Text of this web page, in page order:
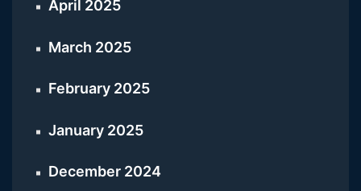
April 2025
March 2025
February 2025
January 2025
December 2024